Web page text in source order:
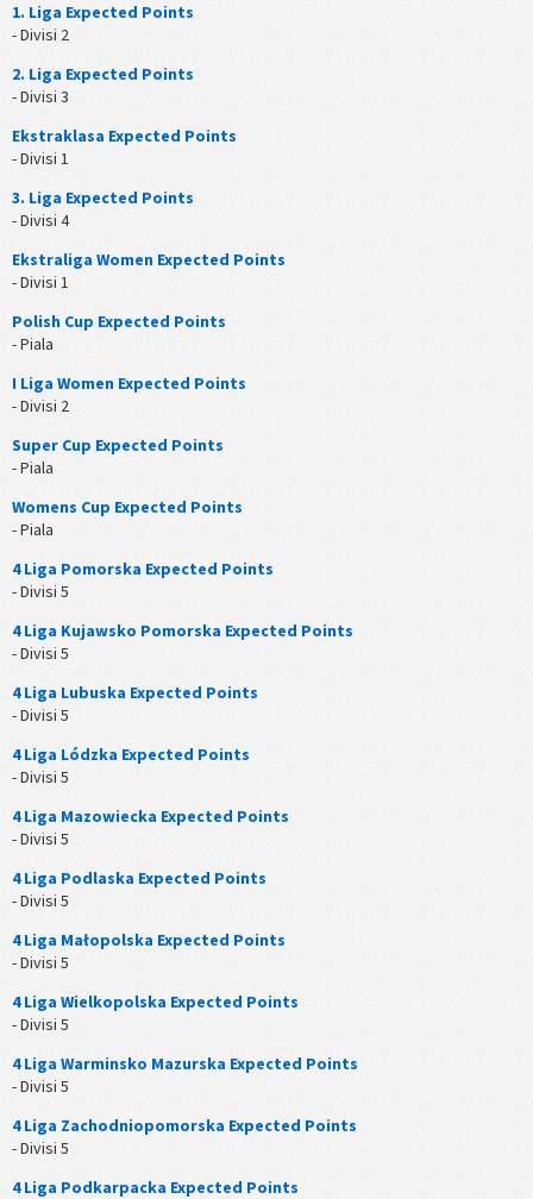
1. Liga Expected Points
- Divisi 2
2. Liga Expected Points
- Divisi 3
Ekstraklasa Expected Points
- Divisi 1
3. Liga Expected Points
- Divisi 4
Ekstraliga Women Expected Points
- Divisi 1
Polish Cup Expected Points
- Piala
I Liga Women Expected Points
- Divisi 2
Super Cup Expected Points
- Piala
Womens Cup Expected Points
- Piala
4 Liga Pomorska Expected Points
- Divisi 5
4 Liga Kujawsko Pomorska Expected Points
- Divisi 5
4 Liga Lubuska Expected Points
- Divisi 5
4 Liga Lódzka Expected Points
- Divisi 5
4 Liga Mazowiecka Expected Points
- Divisi 5
4 Liga Podlaska Expected Points
- Divisi 5
4 Liga Małopolska Expected Points
- Divisi 5
4 Liga Wielkopolska Expected Points
- Divisi 5
4 Liga Warminsko Mazurska Expected Points
- Divisi 5
4 Liga Zachodniopomorska Expected Points
- Divisi 5
4 Liga Podkarpacka Expected Points